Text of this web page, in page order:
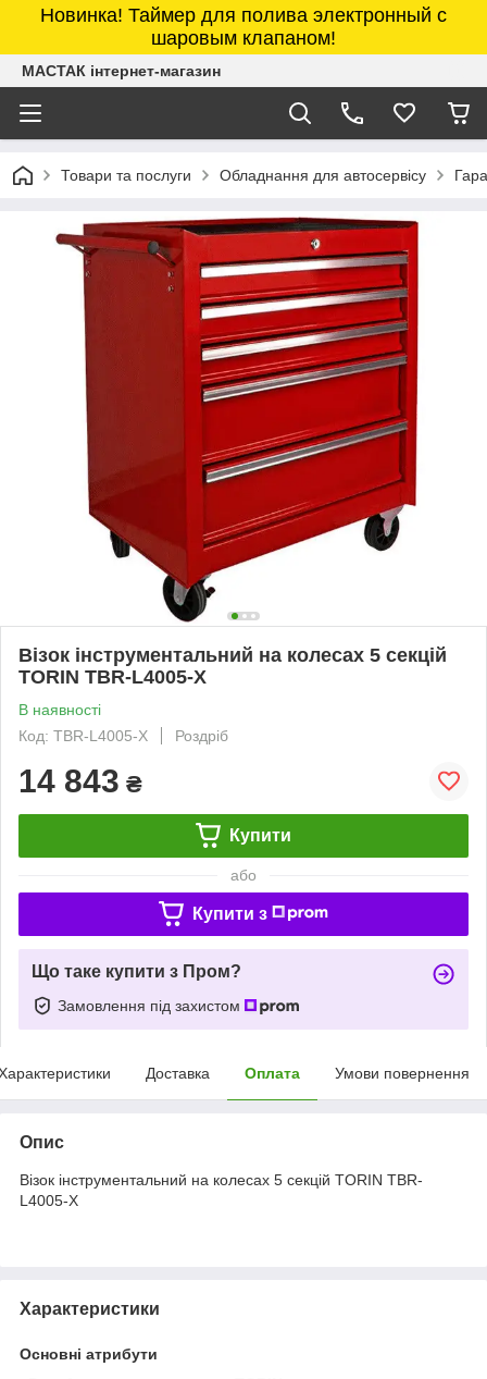
Новинка! Таймер для полива электронный с
шаровым клапаном!
МАСТАК інтернет-магазин
Товари та послуги Обладнання для автосервісу
Візок інструментальний на колесах 5 секцій
TORIN TBR-L4005-X
В наявності
Код: TBR-L4005-X
Роздріб
14 843 ₴
Купити
або
Купити з
Що таке купити з Пром?
Замовлення під захистом
Доставка Оплата Умови повернення
Опис
Візок інструментальний на колесах 5 секцій TORIN TBR-
L4005-X
Характеристики
Основні атрибути